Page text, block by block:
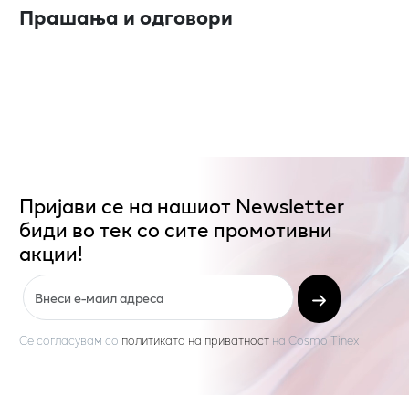
Прашања и одговори
Пријави се на нашиот Newsletter
биди во тек со сите промотивни
акции!
Се согласувам со политиката на приватност на Cosmo Tinex